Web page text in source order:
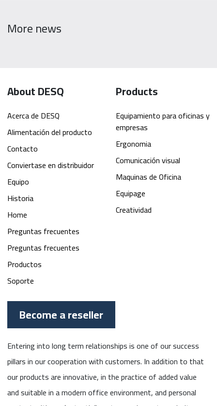
More news
About DESQ
Acerca de DESQ
Alimentación del producto
Contacto
Conviertase en distribuidor
Equipo
Historia
Home
Preguntas frecuentes
Preguntas frecuentes
Productos
Soporte
Products
Equipamiento para oficinas y
empresas
Ergonomia
Comunicación visual
Maquinas de Oficina
Equipage
Creatividad
Become a reseller
Entering into long term relationships is one of our success
pillars in our cooperation with customers. In addition to that
our products are innovative, in the practice of added value
and suitable in a modern office environment, and personal